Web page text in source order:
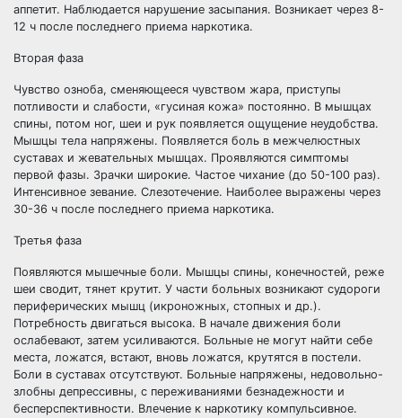
аппетит. Наблюдается нарушение засыпания. Возникает через 8-
12 ч после последнего приема наркотика.
Вторая фаза
Чувство озноба, сменяющееся чувством жара, приступы
потливости и слабости, «гусиная кожа» постоянно. В мышцах
спины, потом ног, шеи и рук появляется ощущение неудобства.
Мышцы тела напряжены. Появляется боль в межчелюстных
суставах и жевательных мышцах. Проявляются симптомы
первой фазы. Зрачки широкие. Частое чихание (до 50-100 раз).
Интенсивное зевание. Слезотечение. Наиболее выражены через
30-36 ч после последнего приема наркотика.
Третья фаза
Появляются мышечные боли. Мышцы спины, конечностей, реже
шеи сводит, тянет крутит. У части больных возникают судороги
периферических мышц (икроножных, стопных и др.).
Потребность двигаться высока. В начале движения боли
ослабевают, затем усиливаются. Больные не могут найти себе
места, ложатся, встают, вновь ложатся, крутятся в постели.
Боли в суставах отсутствуют. Больные напряжены, недовольно-
злобны депрессивны, с переживаниями безнадежности и
бесперспективности. Влечение к наркотику компульсивное.